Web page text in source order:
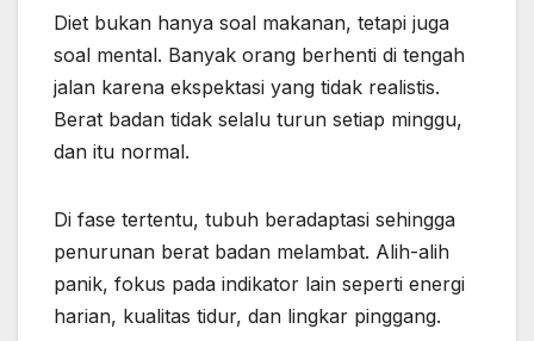
Diet bukan hanya soal makanan, tetapi juga
soal mental. Banyak orang berhenti di tengah
jalan karena ekspektasi yang tidak realistis.
Berat badan tidak selalu turun setiap minggu,
dan itu normal.
Di fase tertentu, tubuh beradaptasi sehingga
penurunan berat badan melambat. Alih-alih
panik, fokus pada indikator lain seperti energi
harian, kualitas tidur, dan lingkar pinggang.